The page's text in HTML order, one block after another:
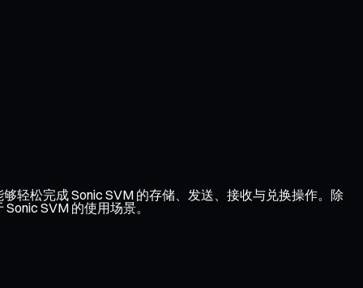
轻松完成 Sonic SVM 的存储、发送、接收与兑换操作。除
SVM 的使用场景。